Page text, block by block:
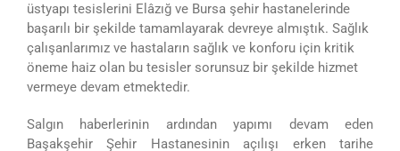
üstyapı tesislerini Elâzığ ve Bursa şehir hastanelerinde
başarılı bir şekilde tamamlayarak devreye almıştık. Sağlık
çalışanlarımız ve hastaların sağlık ve konforu için kritik
öneme haiz olan bu tesisler sorunsuz bir şekilde hizmet
vermeye devam etmektedir.
Salgın haberlerinin ardından yapımı devam eden
Başakşehir Şehir Hastanesinin açılışı erken tarihe